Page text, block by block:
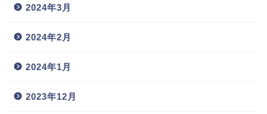
2024年3月
2024年2月
2024年1月
2023年12月